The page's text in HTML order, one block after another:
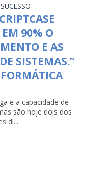
EM 90% O
E AS
SISTEMAS.”
e a capacidade de
são hoje dois dos
di...